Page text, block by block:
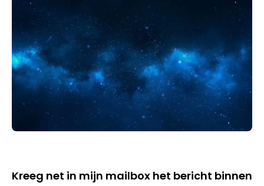
Kreeg net in mijn mailbox het bericht binnen